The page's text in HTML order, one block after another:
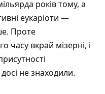
років тому, а
еукаріоти —
Проте
часу вкрай мізерні, і
не знаходили.